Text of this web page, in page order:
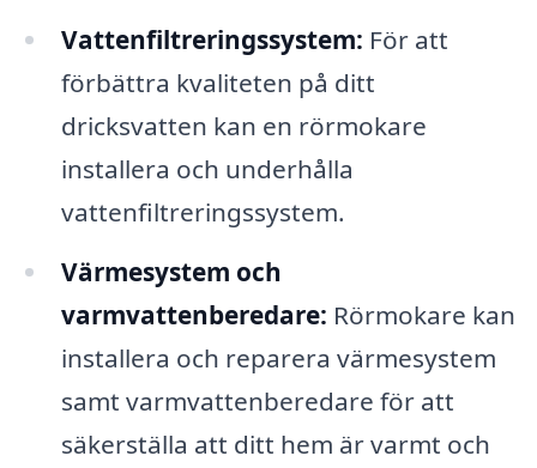
Vattenfiltreringssystem: För att
förbättra kvaliteten på ditt
dricksvatten kan en rörmokare
installera och underhålla
vattenfiltreringssystem.
Värmesystem och
varmvattenberedare: Rörmokare kan
installera och reparera värmesystem
samt varmvattenberedare för att
säkerställa att ditt hem är varmt och